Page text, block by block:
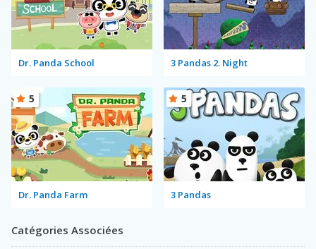
Dr. Panda School 3 Pandas 2. Night
Dr. Panda Farm
5
3 Pandas
5
Catégories Associées